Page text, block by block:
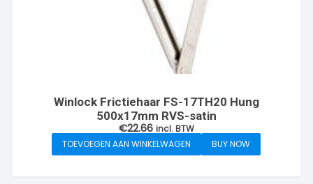
Winlock Frictiehaar FS-17TH20 Hung
500x17mm RVS-satin
€22.66 incl. BTW
TOEVOEGEN AAN WINKELWAGEN
BUY NOW